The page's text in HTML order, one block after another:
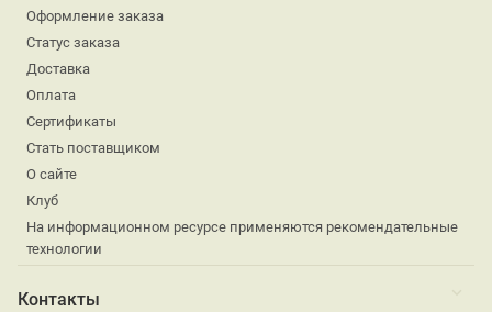
Оформление заказа
Статус заказа
Доставка
Оплата
Сертификаты
Стать поставщиком
О сайте
Клуб
На информационном ресурсе применяются рекомендательные
технологии
Контакты